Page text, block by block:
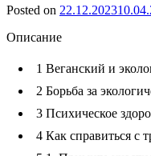
Posted on 22.12.2023
Описание
1 Веганский и
2 Борьба за
3 Психическое
4 Как справиться с